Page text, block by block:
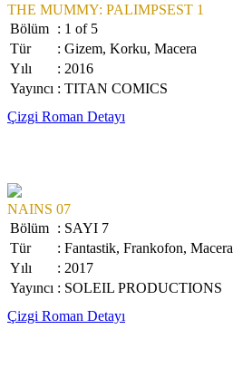
THE MUMMY: PALIMPSEST 1
Bölüm : 1 of 5
Tür
: Gizem, Korku, Macera
Yılı
: 2016
Yayıncı : TITAN COMICS
Çizgi Roman Detayı
NAINS 07
Bölüm : SAYI 7
Tür
: Fantastik, Frankofon, Macera
Yılı
: 2017
Yayıncı : SOLEIL PRODUCTIONS
Çizgi Roman Detayı